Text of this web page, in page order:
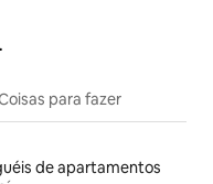
para fazer
de apartamentos